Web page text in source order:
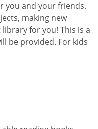
you and your friends.
making new
for you! This is a
be provided. For kids